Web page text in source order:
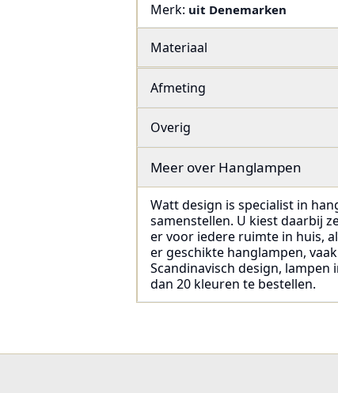
Merk: uit Denemarken
Materiaal
Afmeting
Overig
Meer over Hanglampen
Watt design is specialist in
samenstellen. U kiest daarbij
er voor iedere ruimte in huis,
er geschikte hanglampen,
Scandinavisch design,
dan 20 kleuren te bestellen.